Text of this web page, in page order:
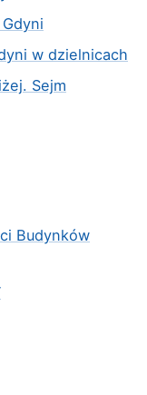
w dzielnicach
Sejm
Budynków